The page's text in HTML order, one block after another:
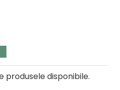
produsele disponibile.